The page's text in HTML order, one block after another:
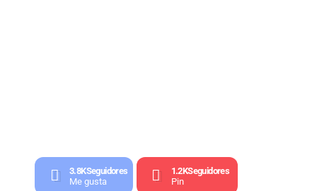
3.8KSeguidores
Me gusta
1.2KSeguidores
Pin